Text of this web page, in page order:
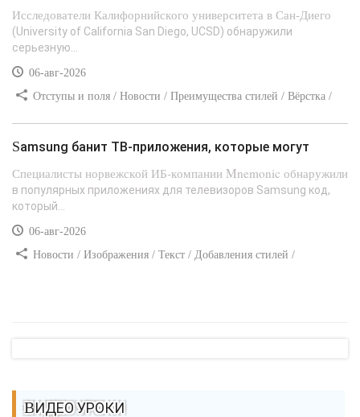
Исследователи Калифорнийского университета в Сан-Диего
(University of California San Diego, UCSD) обнаружили
серьезную...
06-авг-2026
Отступы и поля / Новости / Преимущества стилей / Вёрстка /
Samsung банит ТВ-приложения, которые могут
Специалисты норвежской ИБ-компании Mnemonic обнаружили
в популярных приложениях для телевизоров Samsung код,
который...
06-авг-2026
Новости / Изображения / Текст / Добавления стилей /
ВИДЕО УРОКИ